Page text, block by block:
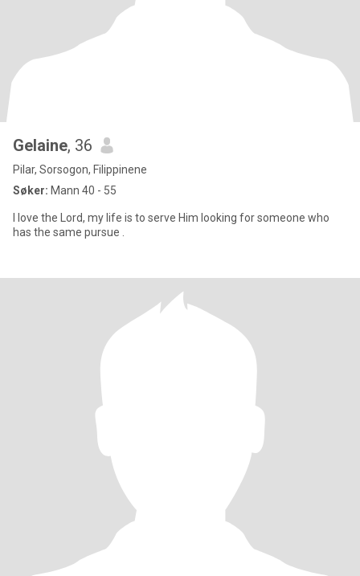
Gelaine, 36
Pilar, Sorsogon, Filippinene
Søker: Mann 40 - 55
I love the Lord, my life is to serve Him looking for someone who
has the same pursue .